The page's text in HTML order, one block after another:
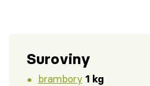
Suroviny
brambory 1 kg